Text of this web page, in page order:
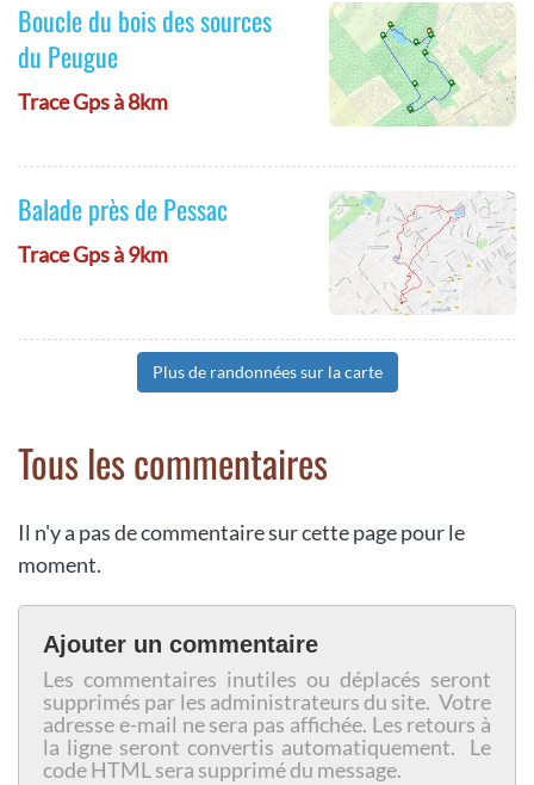
Boucle du bois des sources
du Peugue
Trace Gps à 8km
Balade près de Pessac
Trace Gps à 9km
Plus de randonnées sur la carte
Tous les commentaires
Il n'y a pas de commentaire sur cette page pour le
moment.
Ajouter un commentaire
Les commentaires inutiles ou déplacés seront
supprimés par les administrateurs du site. Votre
adresse e-mail ne sera pas affichée. Les retours à
la ligne seront convertis automatiquement. Le
code HTML sera supprimé du message.